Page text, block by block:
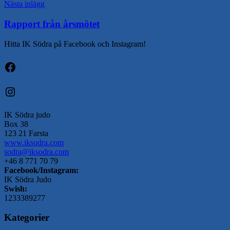
Nästa inlägg
Rapport från årsmötet
Hitta IK Södra på Facebook och Instagram!
Facebook
Instagram
IK Södra judo
Box 38
123 21 Farsta
www.iksodra.com
sodra@iksodra.com
+46 8 771 70 79
Facebook/Instagram:
IK Södra Judo
Swish:
1233389277
Kategorier